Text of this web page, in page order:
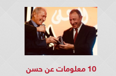
10 معلومات عن حسن